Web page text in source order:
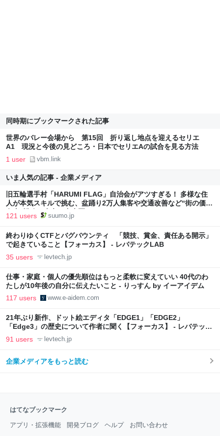
同時期にブックマークされた記事
世界のバレー会場から 第15回 折り返し地点を迎えるセリエ
A1 現況と今後の見どころ・日本でセリエAの試合を見る方法
1 user vbm.link
いま人気の記事 - 企業メディア
旧五輪選手村「HARUMI FLAG」自治会がアツすぎる！ 多様な住
人が本気スキルで挑む、盆踊り2万人集客や交通改善など“街の価値
向上”戦略 東京・中央区
121 users suumo.jp
終わりゆくCTFとバグバウンティ 「競技、賞金、責任ある開示」
で起きていること【フォーカス】 - レバテックLAB
35 users levtech.jp
仕事・家庭・個人の優先順位はもっと柔軟に変えていい 40代のわ
たしが10年後の自分に伝えたいこと - りっすん by イーアイデム
117 users www.e-aidem.com
21年ぶり新作、ドット絵エディタ「EDGE1」「EDGE2」
「Edge3」の歴史について作者に聞く【フォーカス】 - レバテック
LAB
91 users levtech.jp
企業メディアをもっと読む
はてなブックマーク
アプリ・拡張機能 開発ブログ ヘルプ お問い合わせ